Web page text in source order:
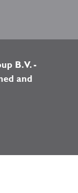
B.V. -
and